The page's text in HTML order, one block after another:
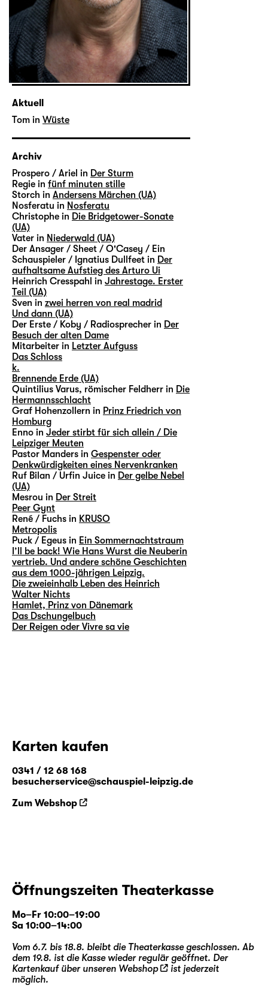
Aktuell
Tom in Wüste
Archiv
Prospero / Ariel in Der Sturm
Regie in fünf minuten stille
Storch in Andersens Märchen (UA)
Nosferatu in Nosferatu
Christophe in Die Bridgetower-Sonate
(UA)
Vater in Niederwald (UA)
Der Ansager / Sheet / O'Casey / Ein
Schauspieler / Ignatius Dullfeet in Der
aufhaltsame Aufstieg des Arturo Ui
Heinrich Cresspahl in Jahrestage. Erster
Teil (UA)
Sven in zwei herren von real madrid
Und dann (UA)
Der Erste / Koby / Radiosprecher in Der
Besuch der alten Dame
Mitarbeiter in Letzter Aufguss
Das Schloss
k.
Brennende Erde (UA)
Quintilius Varus, römischer Feldherr in Die
Hermannsschlacht
Graf Hohenzollern in Prinz Friedrich von
Homburg
Enno in Jeder stirbt für sich allein / Die
Leipziger Meuten
Pastor Manders in Gespenster oder
Denkwürdigkeiten eines Nervenkranken
Ruf Bilan / Urfin Juice in Der gelbe Nebel
(UA)
Mesrou in Der Streit
Peer Gynt
René / Fuchs in KRUSO
Metropolis
Puck / Egeus in Ein Sommernachtstraum
I’ll be back! Wie Hans Wurst die Neuberin
vertrieb. Und andere schöne Geschichten
aus dem 1000-jährigen Leipzig.
Die zweieinhalb Leben des Heinrich
Walter Nichts
Hamlet, Prinz von Dänemark
Das Dschungelbuch
Der Reigen oder Vivre sa vie
Karten kaufen
0341 / 12 68 168
besucherservice@schauspiel-leipzig.de
Zum Webshop
Öffnungszeiten Theaterkasse
Mo–Fr 10:00–19:00
Sa 10:00–14:00
Vom 6.7. bis 18.8. bleibt die Theaterkasse geschlossen. Ab
dem 19.8. ist die Kasse wieder regulär geöffnet. Der
Kartenkauf über unseren Webshop
ist jederzeit
möglich.